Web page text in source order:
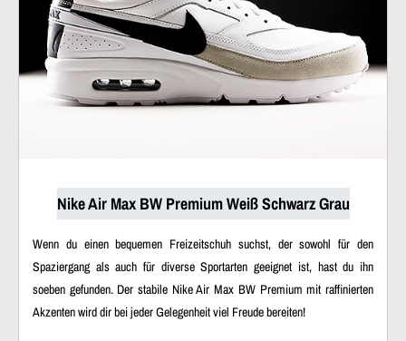
Nike Air Max BW Premium Weiß Schwarz Grau
Wenn du einen bequemen Freizeitschuh suchst, der sowohl für den
Spaziergang als auch für diverse Sportarten geeignet ist, hast du ihn
soeben gefunden. Der stabile Nike Air Max BW Premium mit raffinierten
Akzenten wird dir bei jeder Gelegenheit viel Freude bereiten!